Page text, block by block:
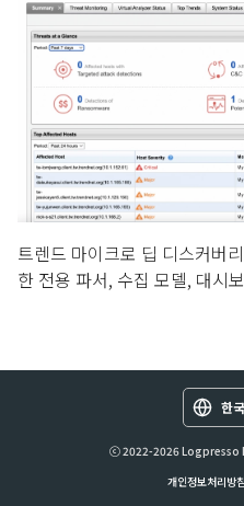
트렌드 마이크로 딥 디스커버
한 전용 파서, 수집 모델, 대시
한
ⓒ 2022-2026 Logpresso
개인정보처리방침